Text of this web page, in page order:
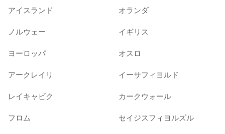
アイスランド オランダ
ノルウェー イギリス
ヨーロッパ オスロ
アークレイリ イーサフィヨルド
レイキャビク カークウォール
フロム セイジスフィヨルズル